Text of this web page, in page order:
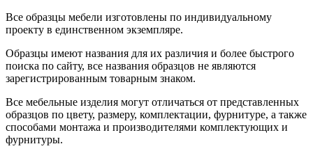
Все образцы мебели изготовлены по индивидуальному
проекту в единственном экземпляре.
Образцы имеют названия для их различия и более быстрого
поиска по сайту, все названия образцов не являются
зарегистрированным товарным знаком.
Все мебельные изделия могут отличаться от представленных
образцов по цвету, размеру, комплектации, фурнитуре, а также
способами монтажа и производителями комплектующих и
фурнитуры.